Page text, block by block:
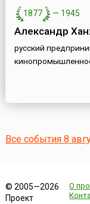
1877 — 1945
Александр
русский
Все события 8
© 2005—2026
Проект
О